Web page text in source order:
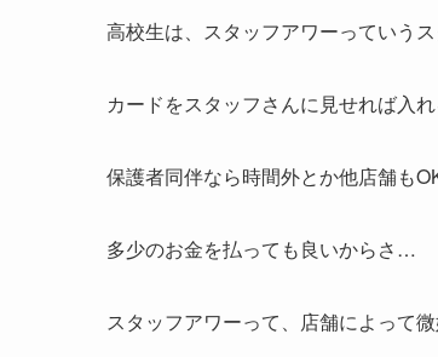
高校生は、スタッフアワーっていう
カードをスタッフさんに見せれば入
保護者同伴なら時間外とか他店舗も
多少のお金を払っても良いからさ…
スタッフアワーって、店舗によって